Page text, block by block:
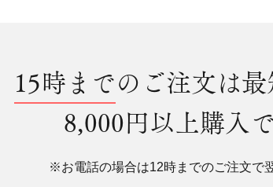
15時までのご注文は
8,000円以上購入で
※お電話の場合は12時までのご注文で